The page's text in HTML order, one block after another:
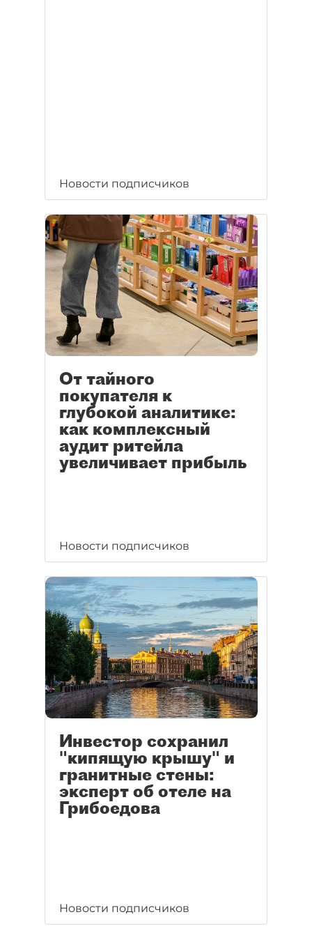
Новости подписчиков
От тайного
покупателя к
глубокой аналитике:
как комплексный
аудит ритейла
увеличивает прибыль
Новости подписчиков
Инвестор сохранил
"кипящую крышу" и
гранитные стены:
эксперт об отеле на
Грибоедова
Новости подписчиков